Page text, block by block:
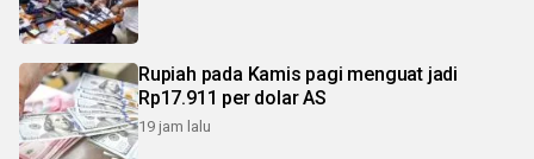
Rupiah pada Kamis pagi menguat jadi
Rp17.911 per dolar AS
19 jam lalu